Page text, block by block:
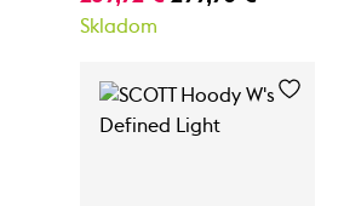
Skladom